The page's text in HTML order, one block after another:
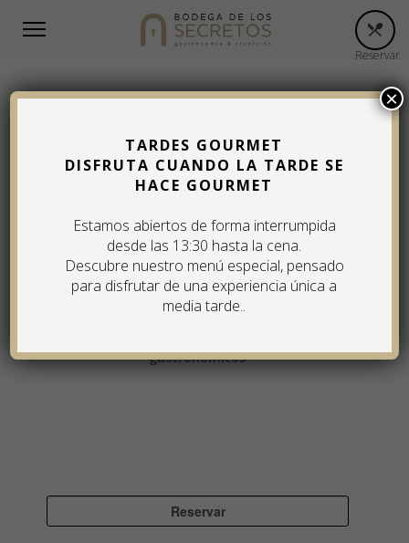
Reservar
Reserva Online
Ahora también puedes reservar porWhatsapp
Haz tu reserva online y empieza a descubrir
gastronómicos
TARDES GOURMET
DISFRUTA CUANDO LA TARDE SE
HACE GOURMET
Estamos abiertos de forma interrumpida
desde las 13:30 hasta la cena.
Descubre nuestro menú especial, pensado
para disfrutar de una experiencia única a
media tarde..
×